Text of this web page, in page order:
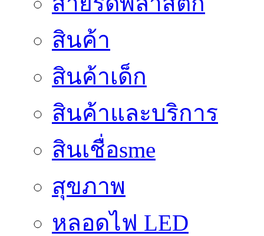
สินค้า
สินค้าเด็ก
สินค้าและบริการ
สินเชื่อsme
สุขภาพ
หลอดไฟ LED